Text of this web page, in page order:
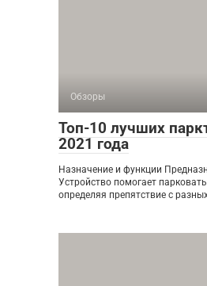
Обзоры
Топ-10 лучших
2021 года
Назначение и функции
Устройство помогает
определяя препятствие с